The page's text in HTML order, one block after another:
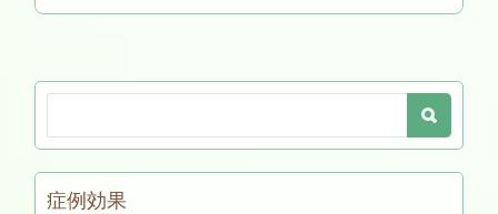
症例効果